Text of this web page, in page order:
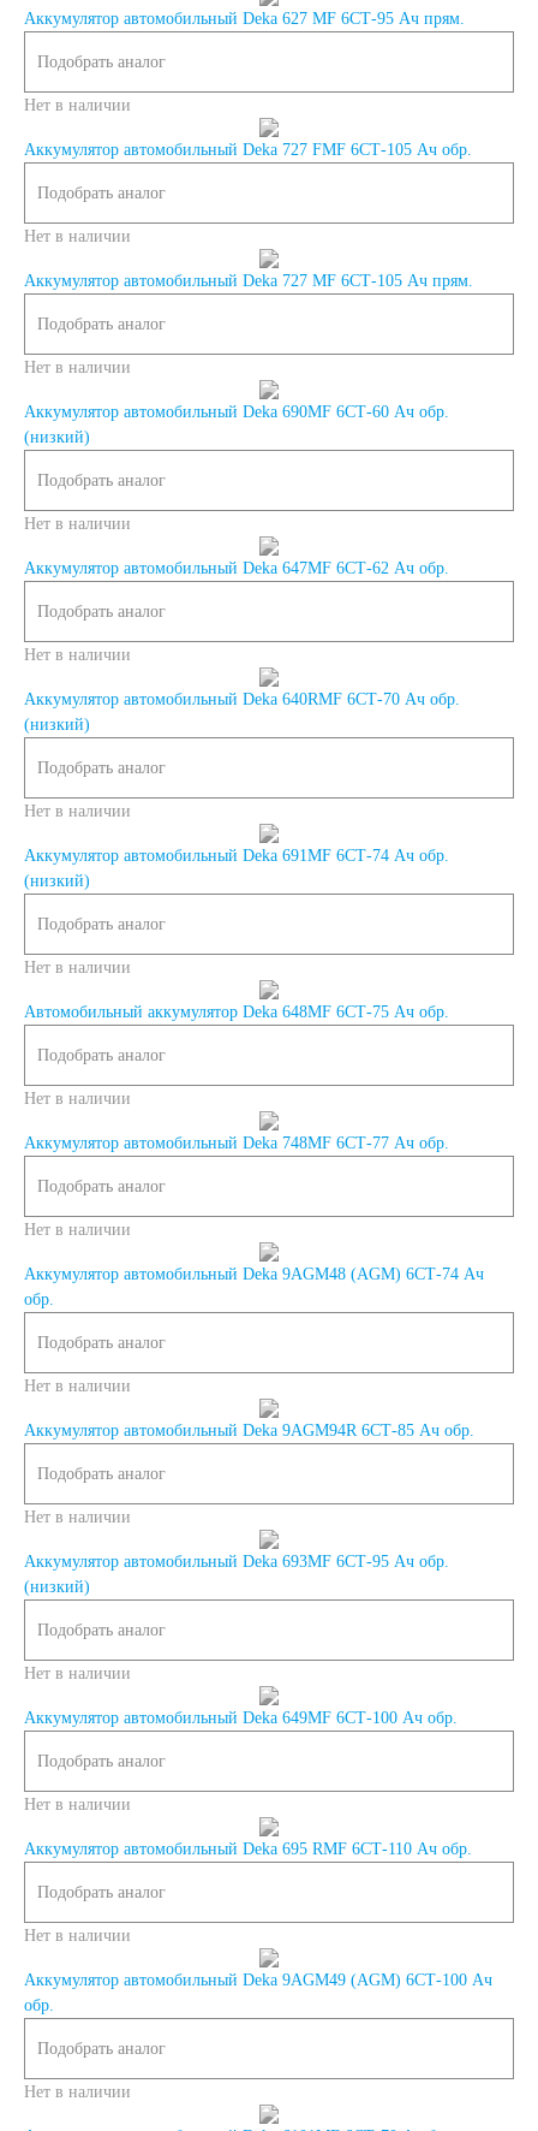
Аккумуляторы по
напряжению
Аккумуляторы 12
вольт
Аккумуляторы по стране
(Родина бренда)
Азии
американских
автомобилей
Аккумуляторы для
европейских
автомобилей
Аккумуляторы по цене
Недорогие
аккумуляторы
Мото аккумуляторы
мототехники
мотоциклы
Скутеры
Аккумулятор автомобильный Deka 627 MF 6СТ-95 Ач прям.
Подобрать аналог
Нет в наличии
Аккумулятор автомобильный Deka 727 FMF 6СТ-105 Ач обр.
Подобрать аналог
Нет в наличии
Аккумулятор автомобильный Deka 727 MF 6СТ-105 Ач прям.
Подобрать аналог
Нет в наличии
Аккумулятор автомобильный Deka 690MF 6СТ-60 Ач обр.
(низкий)
Подобрать аналог
Нет в наличии
Аккумулятор автомобильный Deka 647MF 6СТ-62 Ач обр.
Подобрать аналог
Нет в наличии
Аккумулятор автомобильный Deka 640RMF 6СТ-70 Ач обр.
(низкий)
Подобрать аналог
Нет в наличии
Аккумулятор автомобильный Deka 691MF 6СТ-74 Ач обр.
(низкий)
Подобрать аналог
Нет в наличии
Автомобильный аккумулятор Deka 648MF 6СТ-75 Ач обр.
Подобрать аналог
Нет в наличии
Аккумулятор автомобильный Deka 748MF 6СТ-77 Ач обр.
Подобрать аналог
Нет в наличии
Аккумулятор автомобильный Deka 9AGM48 (AGM) 6СТ-74 Ач
обр.
Подобрать аналог
Нет в наличии
Аккумулятор автомобильный Deka 9AGM94R 6СТ-85 Ач обр.
Подобрать аналог
Нет в наличии
Аккумулятор автомобильный Deka 693MF 6СТ-95 Ач обр.
(низкий)
Подобрать аналог
Нет в наличии
Аккумулятор автомобильный Deka 649MF 6СТ-100 Ач обр.
Подобрать аналог
Нет в наличии
Аккумулятор автомобильный Deka 695 RMF 6СТ-110 Ач обр.
Подобрать аналог
Нет в наличии
Аккумулятор автомобильный Deka 9AGM49 (AGM) 6СТ-100 Ач
обр.
Подобрать аналог
Нет в наличии